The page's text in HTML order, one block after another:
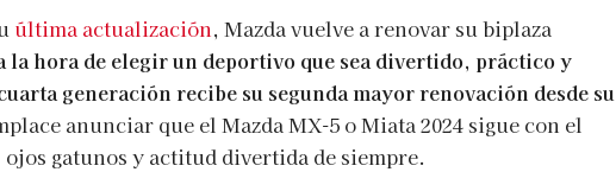
última actualización, Mazda vuelve a renovar su biplaza
la hora de elegir un deportivo que sea divertido, práctico y
generación recibe su segunda mayor renovación desde su
anunciar que el Mazda MX-5 o Miata 2024 sigue con el
gatunos y actitud divertida de siempre.